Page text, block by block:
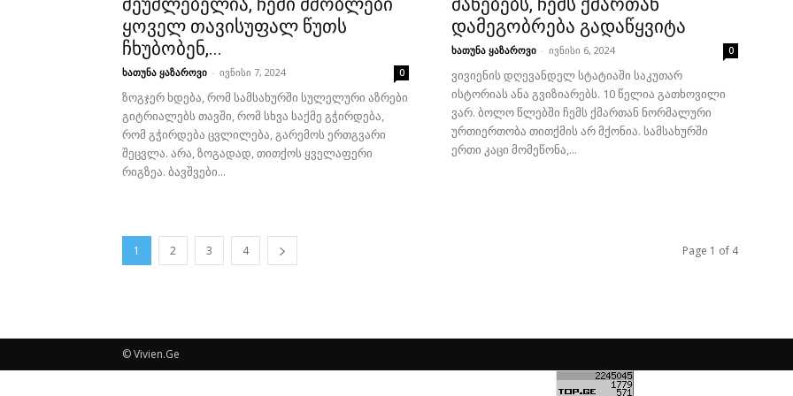
შეუძლებელია, ჩემი მშობლები
ყოველ თავისუფალ წუთს
ჩხუბობენ,...
ხათუნა ყაზაროვი - ივნისი 7, 2024 0
ზოგჯერ ხდება, რომ სამსახურში სულელური აზრები
გიტრიალებს თავში, რომ სხვა საქმე გჭირდება,
რომ გჭირდება ცვლილება, გარემოს ერთგვარი
შეცვლა. არა, ზოგადად, თითქოს ყველაფერი
რიგზეა. ბავშვები...
მანებებს, ჩემს ქმართან
დამეგობრება გადაწყვიტა
ხათუნა ყაზაროვი - ივნისი 6, 2024 0
ვივიენის დღევანდელ სტატიაში საკუთარ
ისტორიას ანა გვიზიარებს. 10 წელია გათხოვილი
ვარ. ბოლო წლებში ჩემს ქმართან ნორმალური
ურთიერთობა თითქმის არ მქონია. სამსახურში
ერთი კაცი მომეწონა,...
1 2 3 4 Page 1 of 4
© Vivien.Ge